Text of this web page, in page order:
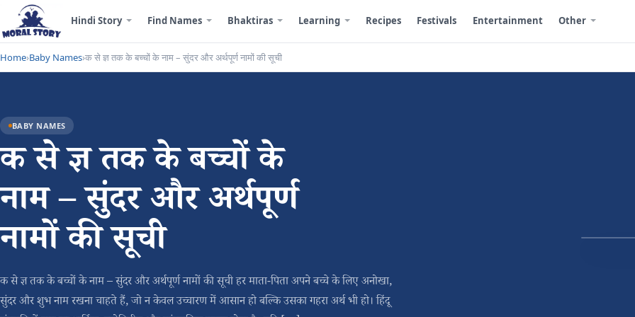
Hindi Story Find Names Bhaktiras Learning Recipes Festivals Entertainment Other
Home›Baby Names›क से ज्ञ तक के बच्चों के नाम – सुंदर और अर्थपूर्ण नामों की सूची
BABY NAMES
क से ज्ञ तक के बच्चों के
नाम – सुंदर और अर्थपूर्ण
नामों की सूची
क से ज्ञ तक के बच्चों के नाम – सुंदर और अर्थपूर्ण नामों की सूची हर माता-पिता अपने बच्चे के लिए अनोखा,
सुंदर और शुभ नाम रखना चाहते हैं, जो न केवल उच्चारण में आसान हो बल्कि उसका गहरा अर्थ भी हो। हिंदू